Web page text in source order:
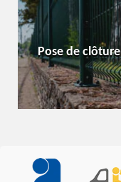
Pose de clôture 71